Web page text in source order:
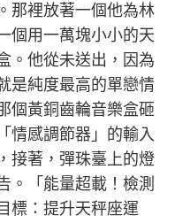
那裡放著一個他為林
個用一萬塊小小的天
。他從未送出，因為
是純度最高的單戀情
個黃銅齒輪音樂盒砸
情感調節器」的輸入
接著，彈珠臺上的燈
。「能量超載！檢測
標：提升天秤座運